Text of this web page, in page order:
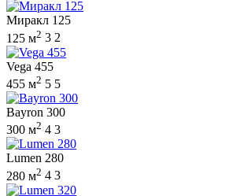
Миракл 125
125 м2 3 2
Vega 455
455 м2 5 5
Bayron 300
300 м2 4 3
Lumen 280
280 м2 4 3